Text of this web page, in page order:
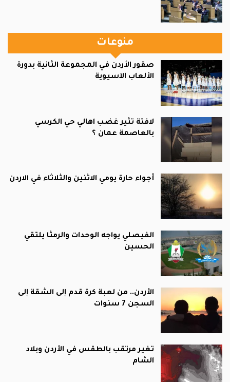
منوعات
صقور الأردن في المجموعة الثانية بدورة
الألعاب الآسيوية
لافتة تثير غضب اهالي حي الكرسي
بالعاصمة عمان ؟
أجواء حارة يومي الاثنين والثلاثاء في الاردن
الفيصلي يواجه الوحدات والرمثا يلتقي
الحسين
الأردن.. من لعبة كرة قدم إلى الشقة إلى
السجن 7 سنوات
تغير مرتقب بالطقس في الأردن وبلاد
الشام